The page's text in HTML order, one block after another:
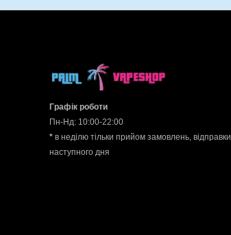
Графік роботи
Пн-Нд: 10:00-22:00
* в неділю тільки прийом замовлень, відправки
наступного дня